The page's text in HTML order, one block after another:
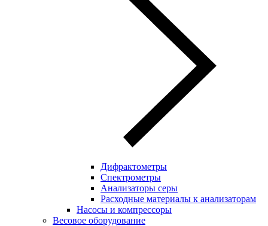
Дифрактометры
Спектрометры
Анализаторы серы
Расходные материалы к анализаторам
Насосы и компрессоры
Весовое оборудование